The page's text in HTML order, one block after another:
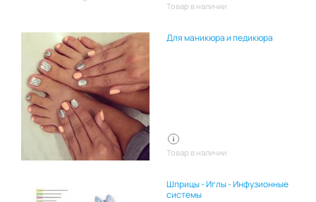
Товар в наличии
Для маникюра и педикюра
Товар в наличии
Шприцы - Иглы - Инфузионные
системы